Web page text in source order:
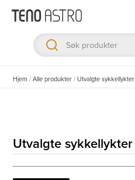
Hopp
innholdet
Hjem /Alle produkter /Utvalgte sykkellykter
Utvalgte sykkellykter